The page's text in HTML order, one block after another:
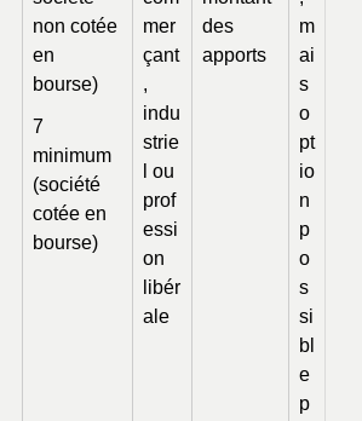
non cotée
en
bourse)
7
minimum
(société
cotée en
bourse)
mer
çant
,
indu
strie
l ou
prof
essi
on
libér
ale
des
apports
m
ai
s
o
pt
io
n
p
o
s
si
bl
e
p